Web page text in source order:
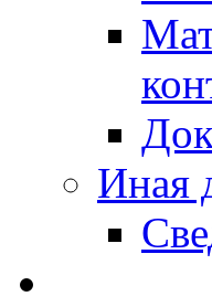
Иная